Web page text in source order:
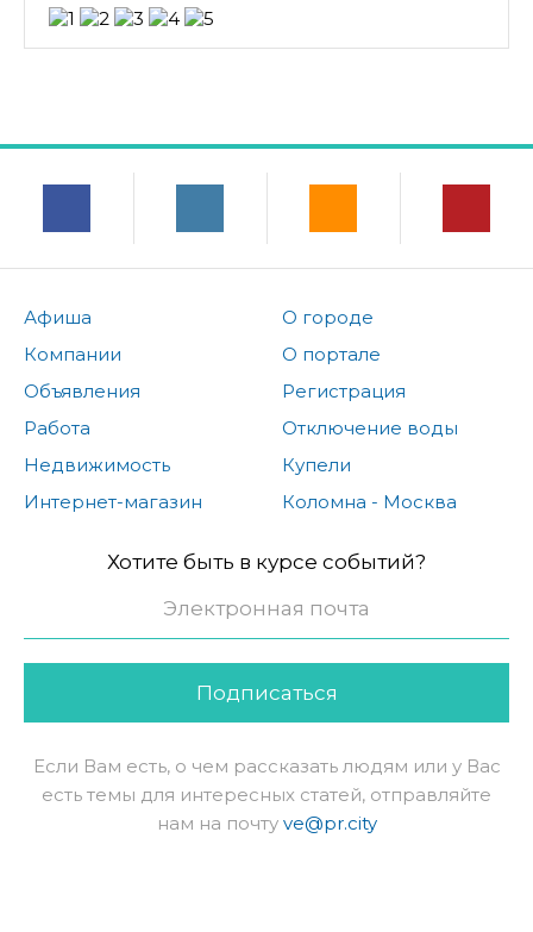
Афиша
Компании
Объявления
Работа
Недвижимость
Интернет-магазин
О городе
О портале
Регистрация
Отключение воды
Купели
Коломна - Москва
Хотите быть в курсе событий?
Подписаться
Если Вам есть, о чем рассказать людям или у Вас
есть темы для интересных статей, отправляйте
нам на почту ve@pr.city